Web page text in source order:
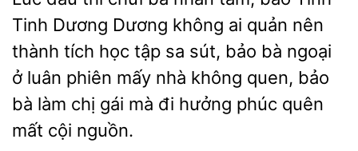
Tinh Dương Dương không ai quản
thành tích học tập sa sút, bảo bà ngoại
ở luân
mấy nhà không
bảo
bà làm chị gái mà đi hưởng phúc quên
mất cội nguồn.